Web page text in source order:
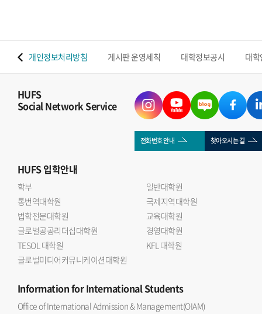
개인정보처리방침 게시판 운영세칙 대학정보공시 대
HUFS
Social Network Service
전화번호 안내 찾아오시는 길
HUFS입학안내
학부
일반대학원
통번역대학원
국제지역대학원
법학전문대학원
교육대학원
글로벌공공리더십대학원
경영대학원
TESOL 대학원
KFL 대학원
글로벌미디어커뮤니케이션대학원
Informationfor International Students
Office of International Admission & Management(OIAM)